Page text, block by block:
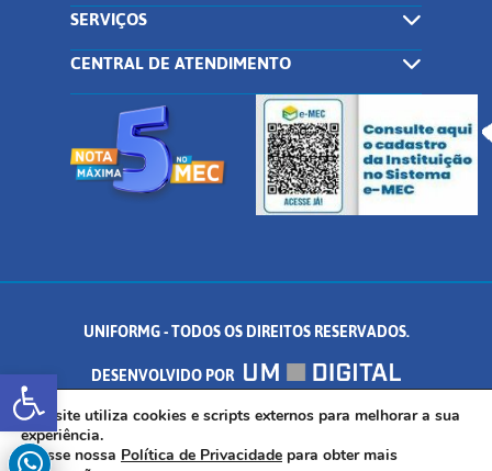
Abrir a barra de ferramentas
SERVIÇOS
CENTRAL DE ATENDIMENTO
UNIFORMG - TODOS OS DIREITOS RESERVADOS.
DESENVOLVIDO POR
AV. DR. ARNALDO DE SENNA, 328 - PALMEIRAS, FORMIGA/MG - CEP:
35.574.530
Este site utiliza cookies e scripts externos para melhorar a sua
experiência.
Acesse nossa Política de Privacidade para obter mais